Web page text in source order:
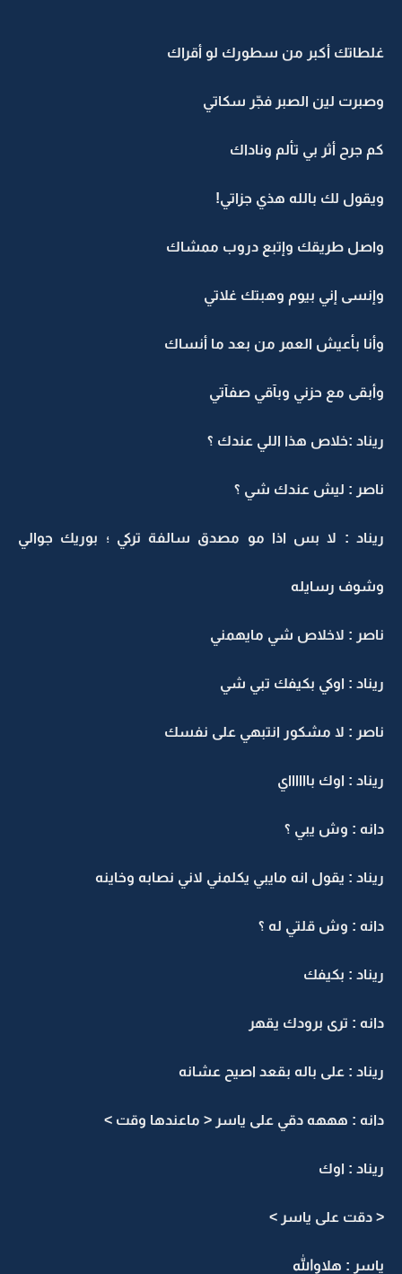
غلطاتك أكبر من سطورك لو أقراك
وصبرت لين الصبر فجّر سكاتي
كم جرح أثر بي تألم وناداك
ويقول لك بالله هذي جزاتي!
واصل طريقك وإتبع دروب ممشاك
وإنسى إني بيوم وهبتك غلاتي
وأنا بأعيش العمر من بعد ما أنساك
وأبقى مع حزني وبآقي صفآتي
ريناد :خلاص هذا اللي عندك ؟
ناصر : ليش عندك شي ؟
ريناد : لا بس اذا مو مصدق سالفة تركي ؛ بوريك جوالي
وشوف رسايله
ناصر : لاخلاص شي مايهمني
ريناد : اوكي بكيفك تبي شي
ناصر : لا مشكور انتبهي على نفسك
ريناد : اوك بااااااي
دانه : وش يبي ؟
ريناد : يقول انه مايبي يكلمني لاني نصابه وخاينه
دانه : وش قلتي له ؟
ريناد : بكيفك
دانه : ترى برودك يقهر
ريناد : على باله بقعد اصيح عشانه
دانه : هههه دقي على ياسر < ماعندها وقت >
ريناد : اوك
< دقت على ياسر >
ياسر : هلاوالله